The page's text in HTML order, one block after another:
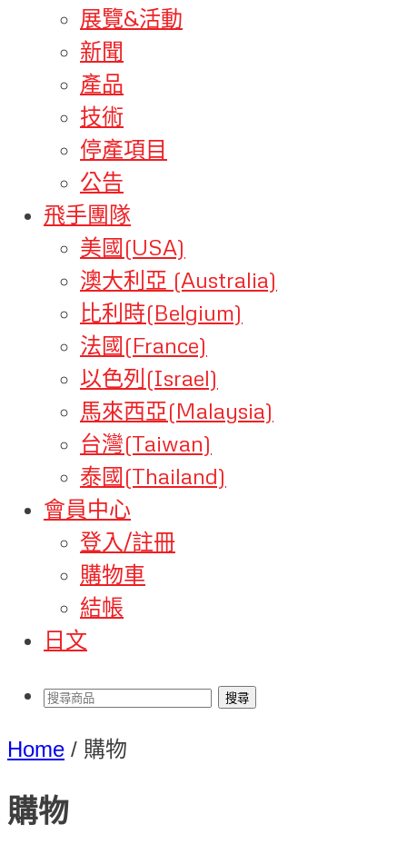
展覽&活動
新聞
產品
技術
停產項目
公告
飛手團隊
美國(USA)
澳大利亞 (Australia)
比利時(Belgium)
法國(France)
以色列(Israel)
馬來西亞(Malaysia)
台灣(Taiwan)
泰國(Thailand)
會員中心
登入/註冊
購物車
結帳
日文
Home / 購物
購物